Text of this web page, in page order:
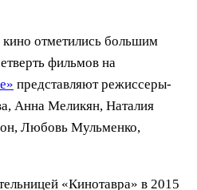
отметились большим
фильмов на
представляют режиссеры-
Анна Меликян, Наталия
Любовь Мульменко,
«Кинотавра» в 2015